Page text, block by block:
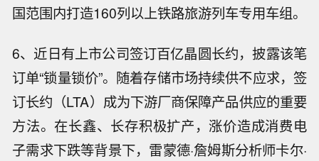
国范围内打造160列以上铁路旅游列车专用车组。
6、近日有上市公司签订百亿晶圆长约，披露该笔
订单“锁量锁价”。随着存储市场持续供不应求，签
订长约（LTA）成为下游厂商保障产品供应的重要
方法。在长鑫、长存积极扩产，涨价造成消费电
子需求下跌等背景下，雷蒙德·詹姆斯分析师卡尔·